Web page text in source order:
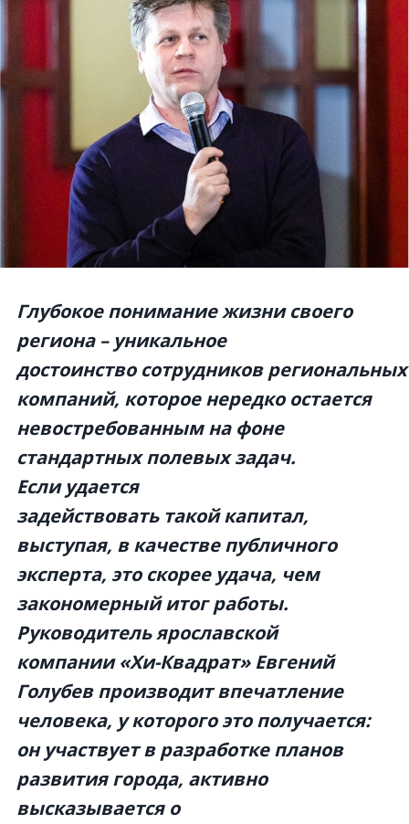
Глубокое понимание жизни своего
региона – уникальное
достоинство сотрудников региональных
компаний, которое нередко остается
невостребованным на фоне
стандартных полевых задач.
Если удается
задействовать такой капитал,
выступая, в качестве публичного
эксперта, это скорее удача, чем
закономерный итог работы.
Руководитель ярославской
компании «Хи-Квадрат» Евгений
Голубев производит впечатление
человека, у которого это получается:
он участвует в разработке планов
развития города, активно
высказывается о